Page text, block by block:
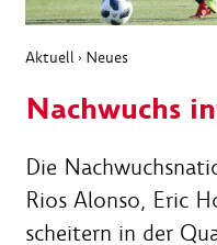
Aktuell › Neues
Nachwuchs
Die
Rios Alonso, Eric
scheitern in der